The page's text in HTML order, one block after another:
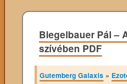
Biegelbauer Pál –
szívében PDF
Gutemberg Galaxis »